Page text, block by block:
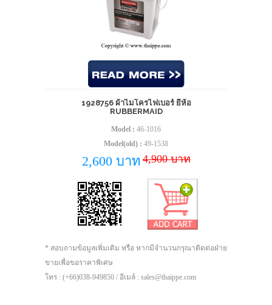
1928756 ผ้าไมโครไฟเบอร์ ยี่ห้อ
RUBBERMAID
Model : 46-1016
Model(old) : 49-1538
2,600 บาท 4,900 บาท
* สอบถามข้อมูลเพิ่มเติม หรือ หากมีจำนวนกรุณาติดต่อฝ่าย
ขายเพื่อขอราคาพิเศษ
โทร : (+66)038-949850 / อีเมล์ : sales@thaippe.com